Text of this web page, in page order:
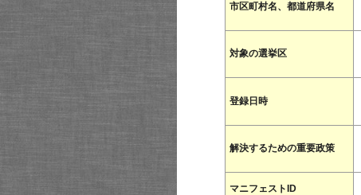
市区町村名、都道府県名
対象の選挙区
登録日時
解決するための重要政策
マニフェストID